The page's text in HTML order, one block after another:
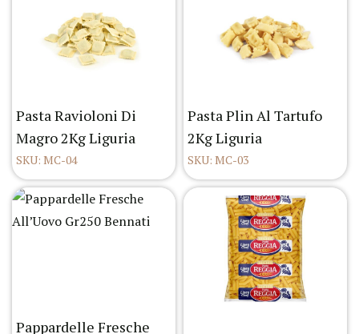
Pasta Ravioloni Di
Magro 2Kg Liguria
SKU: MC-04
Pasta Plin Al Tartufo
2Kg Liguria
SKU: MC-03
Pappardelle Fresche